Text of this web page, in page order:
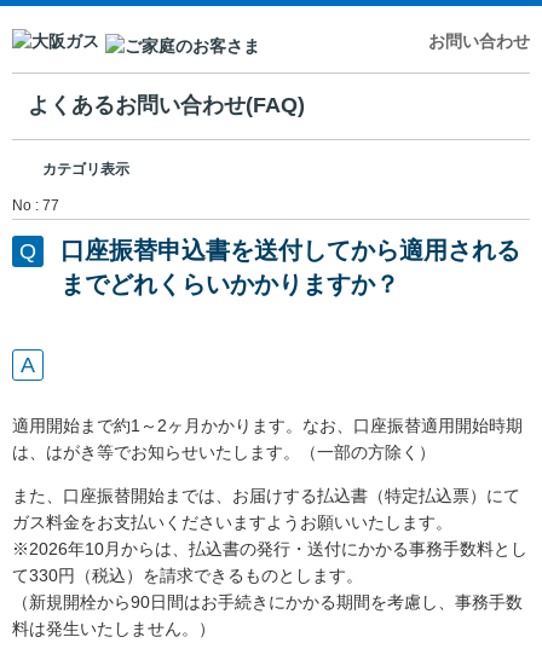
お問い合わせ
よくあるお問い合わせ(FAQ)
カテゴリ表示
No : 77
口座振替申込書を送付してから適用される
までどれくらいかかりますか？
適用開始まで約1～2ヶ月かかります。なお、口座振替適用開始時期
は、はがき等でお知らせいたします。（一部の方除く）
また、口座振替開始までは、お届けする払込書（特定払込票）にて
ガス料金をお支払いくださいますようお願いいたします。
※2026年10月からは、払込書の発行・送付にかかる事務手数料とし
て330円（税込）を請求できるものとします。
（新規開栓から90日間はお手続きにかかる期間を考慮し、事務手数
料は発生いたしません。）